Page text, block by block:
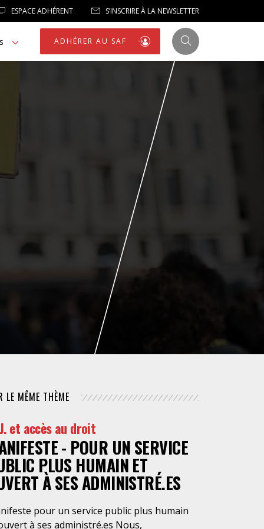
ESPACE ADHÉRENT S’INSCRIRE À LA NEWSLETTER
ADHÉRER AU SAF
NOTRE HOMMAGE
POLICE / MAINTIEN DE L'ORDRE
PROCÉDURE CIVILE
LE MÊME THÈME
et accès au droit
- POUR UN SERVICE
PLUS HUMAIN ET
À SES ADMINISTRÉ.ES
pour un service public plus humain
à ses administré.es Nous,